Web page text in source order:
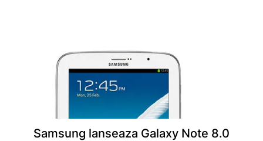
Samsung lanseaza Galaxy Note 8.0